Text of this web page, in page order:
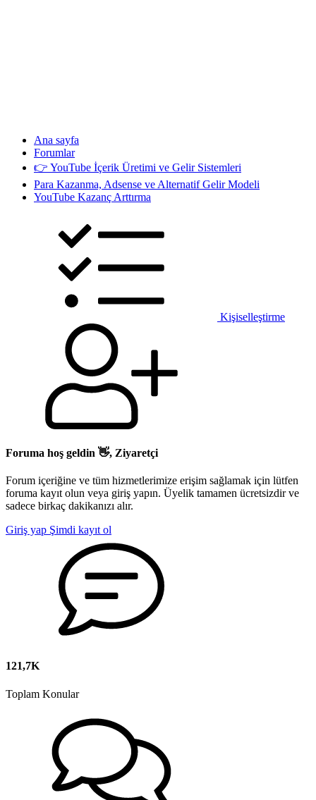
Ana sayfa
Forumlar
👉 YouTube İçerik Üretimi ve Gelir Sistemleri
Para Kazanma, Adsense ve Alternatif Gelir Modeli
YouTube Kazanç Arttırma
Kişiselleştirme
Foruma hoş geldin 👋, Ziyaretçi
Forum içeriğine ve tüm hizmetlerimize erişim sağlamak için lütfen
foruma kayıt olun veya giriş yapın. Üyelik tamamen ücretsizdir ve
sadece birkaç dakikanızı alır.
Giriş yap Şimdi kayıt ol
121,7K
Toplam Konular